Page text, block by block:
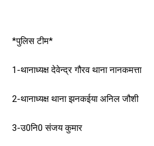
*पुलिस टीम*
1-थानाध्यक्ष देवेन्द्र गौरव थाना नानकमत्ता
2-थानाध्यक्ष थाना झनकईया अनिल जौशी
3-उ0नि0 संजय कुमार